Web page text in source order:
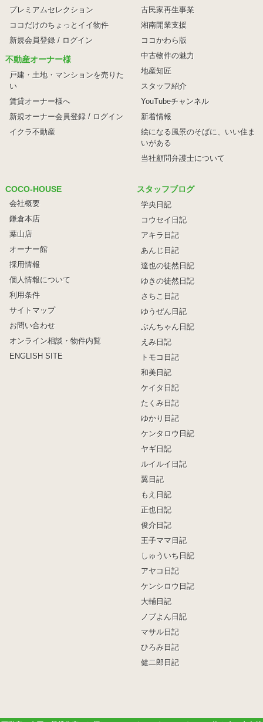
プレミアムセレクション
ココだけのちょっとイイ物件
新規会員登録 / ログイン
不動産オーナー様
戸建・土地・マンションを売りた
い
賃貸オーナー様へ
新規オーナー会員登録 / ログイン
イクラ不動産
古民家再生事業
湘南開業支援
ココかわら版
中古物件の魅力
地産知匠
スタッフ紹介
YouTubeチャンネル
新着情報
絵になる風景のそばに、 いい住ま
いがある
当社顧問弁護士について
COCO-HOUSE
会社概要
鎌倉本店
葉山店
オーナー館
採用情報
個人情報について
利用条件
サイトマップ
お問い合わせ
オンライン相談・物件内覧
ENGLISH SITE
スタッフブログ
学央日記
コウセイ日記
アキラ日記
あんじ日記
達也の徒然日記
ゆきの徒然日記
さちこ日記
ゆうぜん日記
ぶんちゃん日記
えみ日記
トモコ日記
和美日記
ケイタ日記
たくみ日記
ゆかり日記
ケンタロウ日記
ヤギ日記
ルイルイ日記
翼日記
もえ日記
正也日記
俊介日記
王子ママ日記
しゅういち日記
アヤコ日記
ケンシロウ日記
大輔日記
ノブよん日記
マサル日記
ひろみ日記
健二郎日記